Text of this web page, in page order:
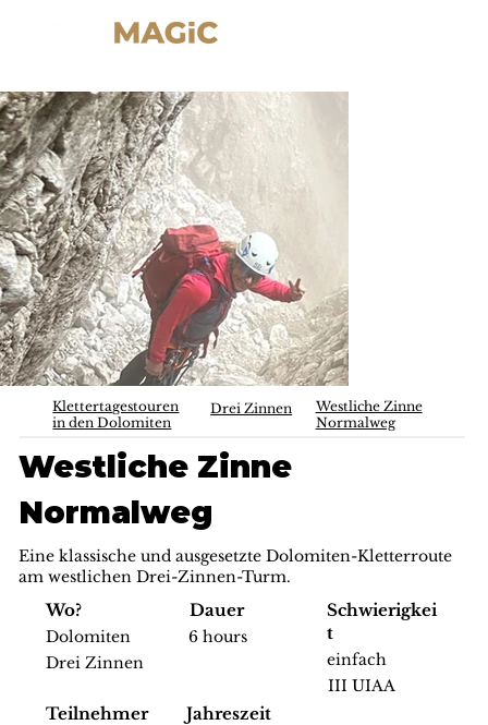
Klettertagestouren
in den Dolomiten
Drei Zinnen
Westliche Zinne
Normalweg
Westliche Zinne
Normalweg
Eine klassische und ausgesetzte Dolomiten-Kletterroute
am westlichen Drei-Zinnen-Turm.
Wo?
Dolomiten
Drei Zinnen
Dauer
6 hours
Schwierigkei
t
einfach
III UIAA
Teilnehmer Jahreszeit